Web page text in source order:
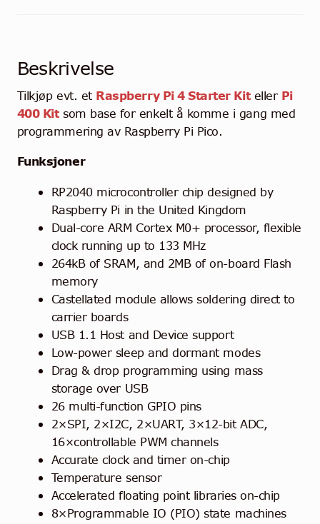
Beskrivelse
Tilkjøp evt. et Raspberry Pi 4 Starter Kiteller Pi
400 Kitsom base for enkelt å komme i gang med
programmering av Raspberry Pi Pico.
Funksjoner
RP2040 microcontroller chip designed by
Raspberry Pi in the United Kingdom
Dual-core ARM Cortex M0+ processor, flexible
clock running up to 133 MHz
264kB of SRAM, and 2MB of on-board Flash
memory
Castellated module allows soldering direct to
carrier boards
USB 1.1 Host and Device support
Low-power sleep and dormant modes
Drag & drop programming using mass
storage over USB
26 multi-function GPIO pins
2×SPI, 2×I2C, 2×UART, 3×12-bit ADC,
16×controllable PWM channels
Accurate clock and timer on-chip
Temperature sensor
Accelerated floating point libraries on-chip
8×Programmable IO (PIO) state machines